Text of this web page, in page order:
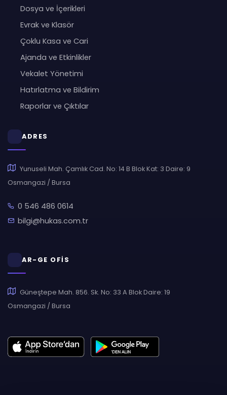
Dosya ve İçerikleri
Evrak ve Klasör
Çoklu Kasa ve Cari
Ajanda ve Etkinlikler
Vekalet Yönetimi
Hatırlatma ve Bildirim
Raporlar ve Çıktılar
ADRES
Yunuseli Mah. Çamlık Cad. No: 14 B Blok Kat: 3 Daire: 9
Osmangazi / Bursa
0 546 486 0614
bilgi@hukas.com.tr
AR-GE OFİS
Güneştepe Mah. 856. Sk. No: 33 A Blok Daire: 19
Osmangazi / Bursa